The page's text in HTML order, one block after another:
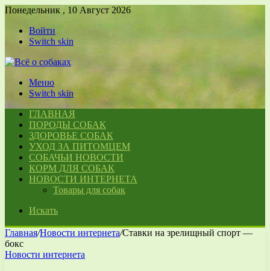
Понедельник , 10 Август 2026
Войти
Switch skin
Меню
Switch skin
ГЛАВНАЯ
ПОРОДЫ СОБАК
ЗДОРОВЬЕ СОБАК
УХОД ЗА ПИТОМЦЕМ
СОБАЧЬИ НОВОСТИ
КОРМ ДЛЯ СОБАК
НОВОСТИ ИНТЕРНЕТА
Товары для собак
Искать
Главная/Новости интернета/Ставки на зрелищный спорт —
бокс
Новости интернета